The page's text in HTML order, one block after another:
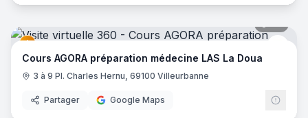
Cours AGORA préparation médecine LAS La Doua
3 à 9 Pl. Charles Hernu, 69100 Villeurbanne
Partager Google Maps